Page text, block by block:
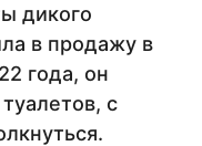
дикого
в продажу в
года, он
с